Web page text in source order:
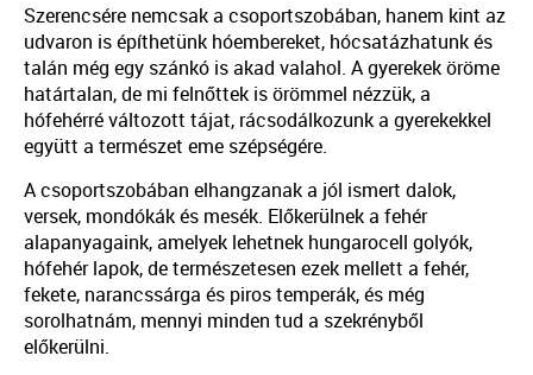
Szerencsére nemcsak a csoportszobában, hanem kint az
udvaron is építhetünk hóembereket, hócsatázhatunk és
talán még egy szánkó is akad valahol. A gyerekek öröme
határtalan, de mi felnőttek is örömmel nézzük, a
hófehérré változott tájat, rácsodálkozunk a gyerekekkel
együtt a természet eme szépségére.
A csoportszobában elhangzanak a jól ismert dalok,
versek, mondókák és mesék. Előkerülnek a fehér
alapanyagaink, amelyek lehetnek hungarocell golyók,
hófehér lapok, de természetesen ezek mellett a fehér,
fekete, narancssárga és piros temperák, és még
sorolhatnám, mennyi minden tud a szekrényből
előkerülni.